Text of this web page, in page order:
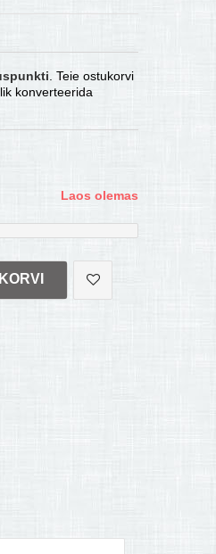
. Teie ostukorvi
konverteerida
Laos olemas